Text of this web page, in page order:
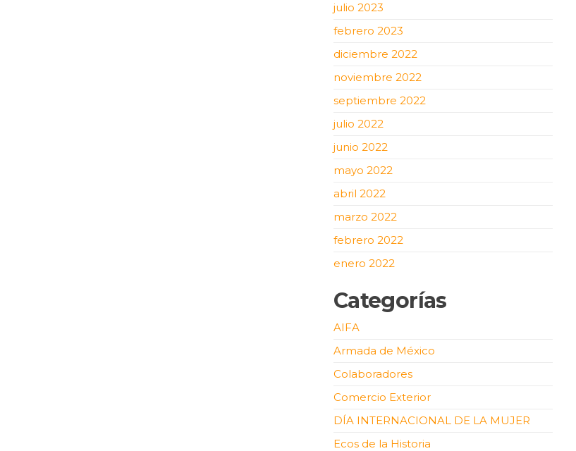
julio 2023
febrero 2023
diciembre 2022
noviembre 2022
septiembre 2022
julio 2022
junio 2022
mayo 2022
abril 2022
marzo 2022
febrero 2022
enero 2022
Categorías
AIFA
Armada de México
Colaboradores
Comercio Exterior
DÍA INTERNACIONAL DE LA MUJER
Ecos de la Historia